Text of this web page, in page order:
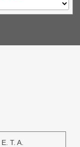
E. T. A.